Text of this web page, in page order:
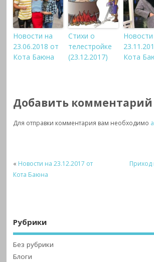
Новости на
23.06.2018 от
Кота Баюна
Стихи о
телестройке
(23.12.2017)
Кота
Добавить комментарий
Для отправки комментария вам необходимо
« Новости на 23.12.2017 от
Кота Баюна
Приход
Рубрики
Без рубрики
Блоги